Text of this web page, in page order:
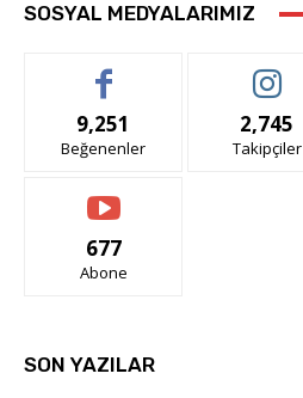
SOSYAL MEDYALARIMIZ
9,251
Beğenenler
2,745
Takipçiler
677
Abone
SON YAZILAR